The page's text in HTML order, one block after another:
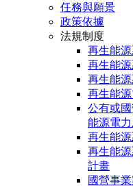
任務與願景
政策依據
法規制度
再生能
再生能
再生能
再生能
公有或
能源電
再生能
再生能
計畫
國營事